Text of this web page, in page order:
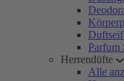
Parfum
Herrendüfte
Alle